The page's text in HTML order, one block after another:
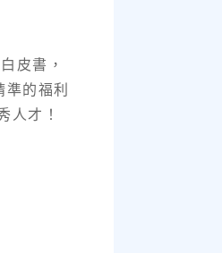
皮書，
的福利
人才！